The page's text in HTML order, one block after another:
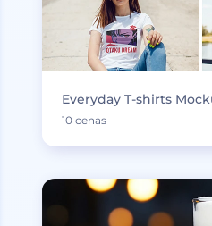
Everyday T-shirts
10 cenas